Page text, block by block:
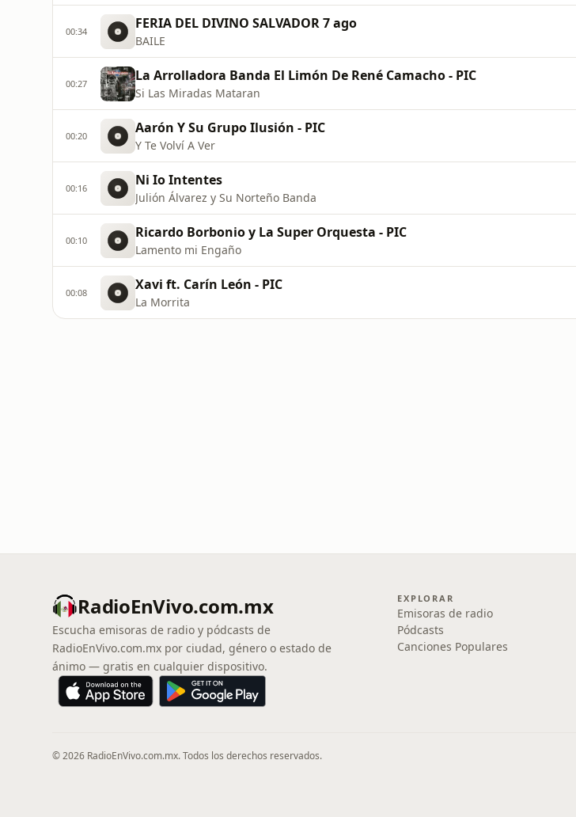
00:34 FERIA DEL DIVINO SALVADOR 7 ago
BAILE
00:27 La Arrolladora Banda El Limón De René Camacho - PIC
Si Las Miradas Mataran
00:20 Aarón Y Su Grupo Ilusión - PIC
Y Te Volví A Ver
00:16 Ni Io Intentes
Julión Álvarez y Su Norteño Banda
00:10 Ricardo Borbonio y La Super Orquesta - PIC
Lamento mi Engaño
00:08 Xavi ft. Carín León - PIC
La Morrita
RadioEnVivo.com.mx
Escucha emisoras de radio y pódcasts de
RadioEnVivo.com.mx por ciudad, género o estado de
ánimo — gratis en cualquier dispositivo.
EXPLORAR
Emisoras de radio
Pódcasts
Canciones Populares
© 2026 RadioEnVivo.com.mx. Todos los derechos reservados.